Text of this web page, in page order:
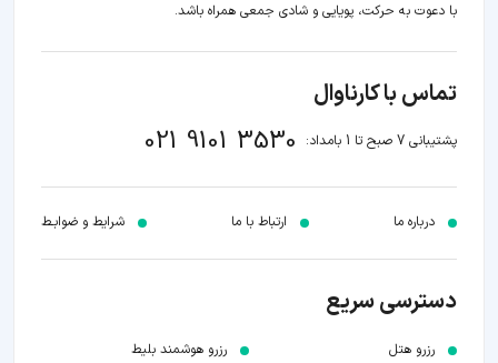
با دعوت به حرکت، پویایی و شادی جمعی همراه باشد.
تماس با کارناوال
پشتیبانی 7 صبح تا 1 بامداد: 021 9101 3530
درباره ما ارتباط با ما شرایط و ضوابـط
دسترسی سریع
رزرو هتل
رزرو هوشمند بلیط